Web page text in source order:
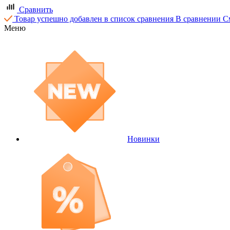
Сравнить
Товар успешно добавлен в список сравнения В сравнении
Меню
Новинки